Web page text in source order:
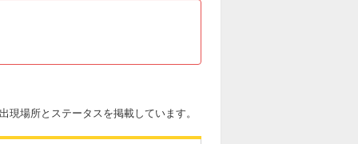
場所とステータスを掲載しています。